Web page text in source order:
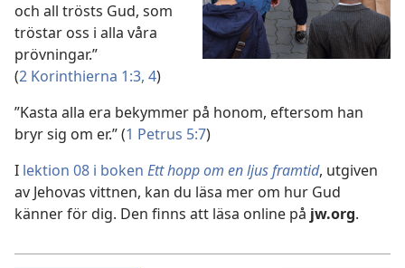
och all trösts Gud, som
tröstar oss i alla våra
prövningar.”
(2 Korinthierna 1:3, 4)
”Kasta alla era bekymmer på honom, eftersom han
bryr sig om er.” (1 Petrus 5:7)
I lektion 08 i boken Ett hopp om en ljus framtid, utgiven
av ­Jehovas vittnen, kan du läsa mer om hur Gud
känner för dig. Den finns att läsa online på jw.org.